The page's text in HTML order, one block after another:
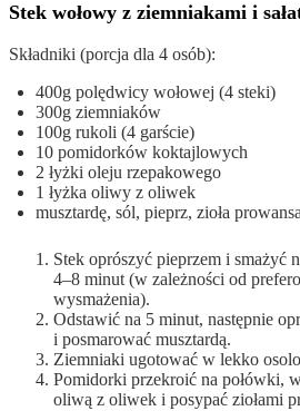
Stek wołowy z ziemniakami i
Składniki (porcja dla 4 osób):
400g polędwicy wołowej (4 steki)
300g ziemniaków
100g rukoli (4 garście)
10 pomidorków koktajlowych
2 łyżki oleju rzepakowego
1 łyżka oliwy z oliwek
musztardę, sól, pieprz, zioła
Stek oprószyć pieprzem i smażyć
4–8 minut (w zależności od
wysmażenia).
Odstawić na 5 minut, następnie
i posmarować musztardą.
Ziemniaki ugotować w lekko
Pomidorki przekroić na połówki,
oliwą z oliwek i posypać ziołami